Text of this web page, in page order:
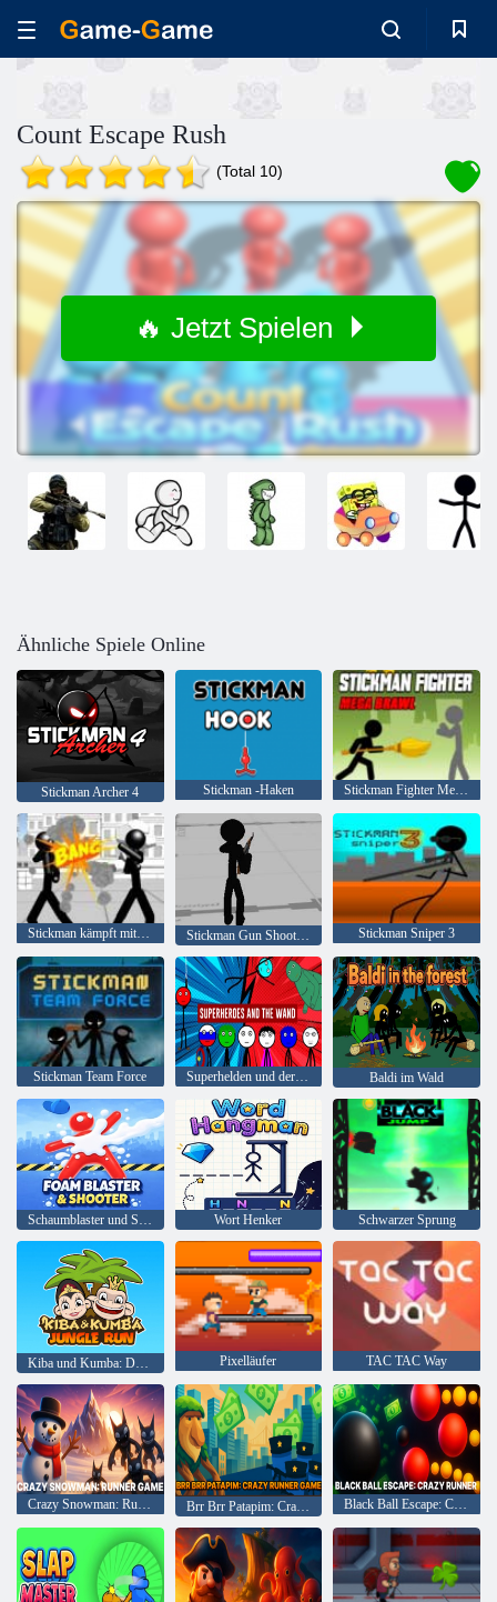
Count Escape Rush
(Total 10)
🔥 Jetzt Spielen
Ähnliche Spiele Online
Stickman Archer 4 Stickman -Haken Stickman Fighter Mega Brawl
Stickman kämpft mit 3D Stickman Gun Shooter 3D Stickman Sniper 3
Stickman Team Force Superhelden und der Zauberstab Baldi im Wald
Schaumblaster und Shooter Wort Henker Schwarzer Sprung
Pixelläufer TAC TAC Way
Crazy Snowman: Runner-Spiel Brr Brr Patapim: Crazy Runner-Spiel Black Ball Escape: Crazy Runner